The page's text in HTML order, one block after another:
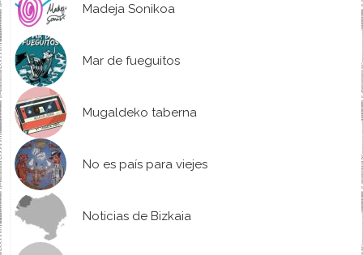
Madeja Sonikoa
Mar de fueguitos
Mugaldeko taberna
No es país para viejes
Noticias de Bizkaia